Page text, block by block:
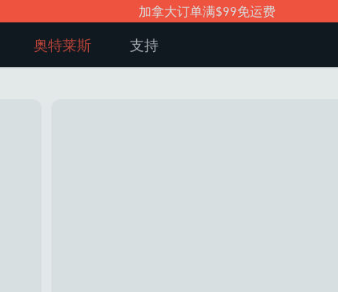
加拿大订单满$99免运费
奥特莱斯 支持